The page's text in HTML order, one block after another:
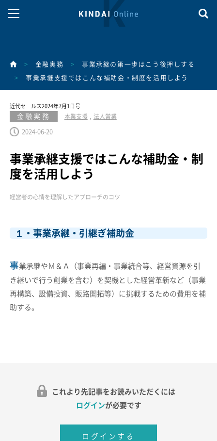
> 金融実務 > 事業承継の第一歩はこう後押しする
> 事業承継支援ではこんな補助金・制度を活用しよう
近代セールス2024年7月1日号
金融実務 本業支援 法人営業
2024-06-20
事業承継支援ではこんな補助金・制
度を活用しよう
経営者の心情を理解したアプローチのコツ
１・事業承継・引継ぎ補助金
事業承継やＭ＆Ａ（事業再編・事業統合等、経営資源を引
き継いで行う創業を含む）を契機とした経営革新など（事業
再構築、設備投資、販路開拓等）に挑戦するための費用を補
助する。
これより先記事をお読みいただくには
ログインが必要です
ログインする